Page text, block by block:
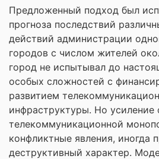
Предложенный подход был
прогноза последствий
действий администрации
городов с числом жителей
город не испытывал до
особых сложностей с
развитием
инфраструктуры. Но усиление
телекоммуникационной
конфликтные явления, иногда
деструктивный характер.